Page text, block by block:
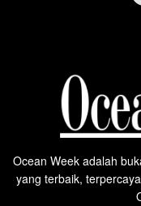
Ocean Week adalah
yang terbaik,